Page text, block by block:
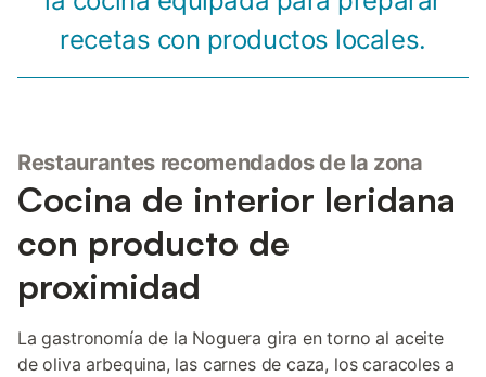
recetas con productos locales.
Restaurantes recomendados de la zona
Cocina de interior leridana
con producto de
proximidad
La gastronomía de la Noguera gira en torno al aceite
de oliva arbequina, las carnes de caza, los caracoles a